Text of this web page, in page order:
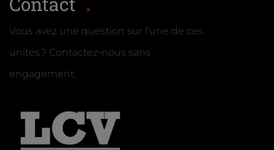
Vous avez une question sur l’une de ces
unités ? Contactez-nous sans
engagement.